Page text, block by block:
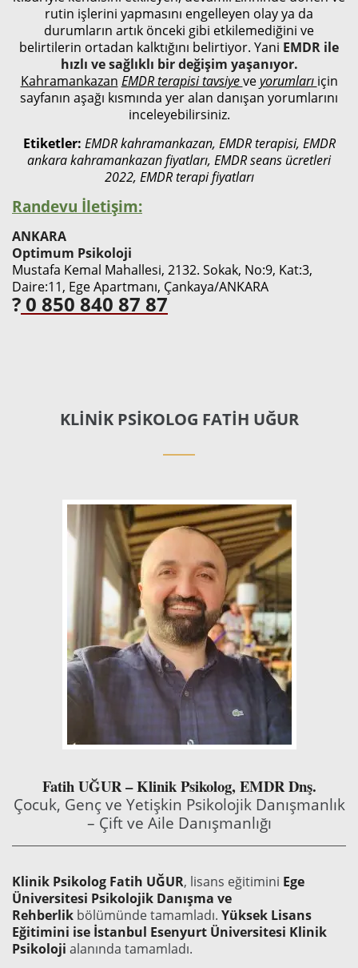
rutin işlerini yapmasını engelleyen olay ya da
durumların artık önceki gibi etkilemediğini ve
belirtilerin ortadan kalktığını belirtiyor. Yani EMDR ile
hızlı ve sağlıklı bir değişim yaşanıyor.
Kahramankazan EMDR terapisi tavsiyeve yorumları için
sayfanın aşağı kısmında yer alan danışan yorumlarını
inceleyebilirsiniz.
Etiketler: EMDR kahramankazan, EMDR terapisi, EMDR
ankara kahramankazan fiyatları, EMDR seans ücretleri
2022, EMDR terapi fiyatları
Randevu İletişim:
ANKARA
Optimum Psikoloji
Mustafa Kemal Mahallesi, 2132. Sokak, No:9, Kat:3,
Daire:11, Ege Apartmanı, Çankaya/ANKARA
?0 850 840 87 87
KLINIK PSIKOLOG FATIH UĞUR
Fatih UĞUR – Klinik Psikolog, EMDR Dnş.
Çocuk, Genç ve Yetişkin Psikolojik Danışmanlık
– Çift ve Aile Danışmanlığı
Klinik Psikolog Fatih UĞUR, lisans eğitimini Ege
Üniversitesi Psikolojik Danışma ve
Rehberlik bölümünde tamamladı. Yüksek Lisans
Eğitimini ise İstanbul Esenyurt Üniversitesi Klinik
Psikoloji alanında tamamladı.